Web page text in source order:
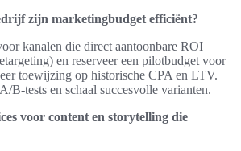
zijn marketingbudget efficiënt?
kanalen die direct aantoonbare ROI
en reserveer een pilotbudget voor
toewijzing op historische CPA en LTV.
B-tests en schaal succesvolle varianten.
voor content en storytelling die